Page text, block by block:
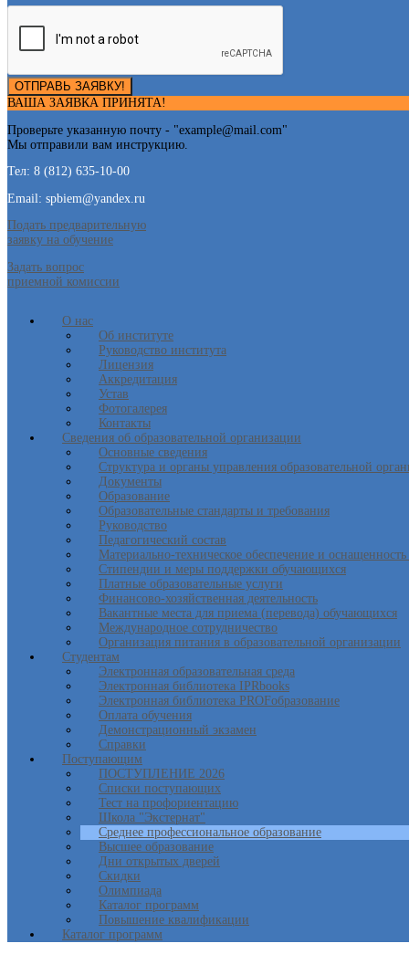
ОТПРАВЬ ЗАЯВКУ!
ВАША ЗАЯВКА ПРИНЯТА!
Проверьте указанную почту - "example@mail.com"
Мы отправили вам инструкцию.
Тел: 8 (812) 635-10-00
Email: spbiem@yandex.ru
Подать предварительную
заявку на обучение
Задать вопрос
приемной комиссии
О нас
Об институте
Руководство института
Лицензия
Аккредитация
Устав
Фотогалерея
Контакты
Сведения об образовательной организации
Основные сведения
Структура и органы управления образовательной
Документы
Образование
Образовательные стандарты и требования
Руководство
Педагогический состав
Материально-техническое обеспечение и
Стипендии и меры поддержки обучающихся
Платные образовательные услуги
Финансово-хозяйственная деятельность
Вакантные места для приема (перевода) обучающихся
Международное сотрудничество
Организация питания в образовательной организации
Студентам
Электронная образовательная среда
Электронная библиотека IPRbooks
Электронная библиотека PROFобразование
Оплата обучения
Демонстрационный экзамен
Справки
Поступающим
ПОСТУПЛЕНИЕ 2026
Списки поступающих
Тест на профориентацию
Школа "Экстернат"
Среднее профессиональное образование
Высшее образование
Дни открытых дверей
Скидки
Олимпиада
Каталог программ
Повышение квалификации
Каталог программ